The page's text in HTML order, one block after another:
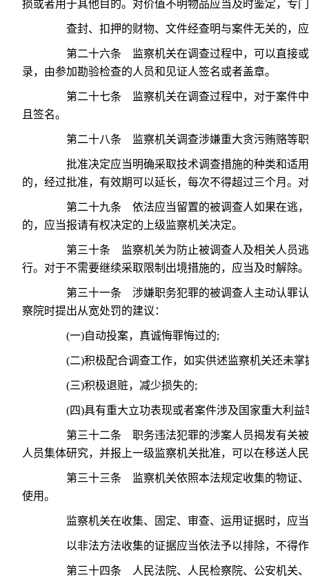
损或者用于其他目的。对价值不明物品应当及时鉴定，专
查封、扣押的财物、文件经查明与案件无关的，应
第二十六条 监察机关在调查过程中，可以直接或
录，由参加勘验检查的人员和见证人签名或者盖章。
第二十七条 监察机关在调查过程中，对于案件中
且签名。
第二十八条 监察机关调查涉嫌重大贪污贿赂等职
批准决定应当明确采取技术调查措施的种类和适用
的，经过批准，有效期可以延长，每次不得超过三个月。
第二十九条 依法应当留置的被调查人如果在逃，
的，应当报请有权决定的上级监察机关决定。
第三十条 监察机关为防止被调查人及相关人员逃
行。对于不需要继续采取限制出境措施的，应当及时解除。
第三十一条 涉嫌职务犯罪的被调查人主动认罪认
察院时提出从宽处罚的建议：
(一)自动投案，真诚悔罪悔过的;
(二)积极配合调查工作，如实供述监察机关还未掌
(三)积极退赃，减少损失的;
(四)具有重大立功表现或者案件涉及国家重大利益
第三十二条 职务违法犯罪的涉案人员揭发有关被
人员集体研究，并报上一级监察机关批准，可以在移送人
第三十三条 监察机关依照本法规定收集的物证、
使用。
监察机关在收集、固定、审查、运用证据时，应当
以非法方法收集的证据应当依法予以排除，不得作
第三十四条 人民法院、人民检察院、公安机关、